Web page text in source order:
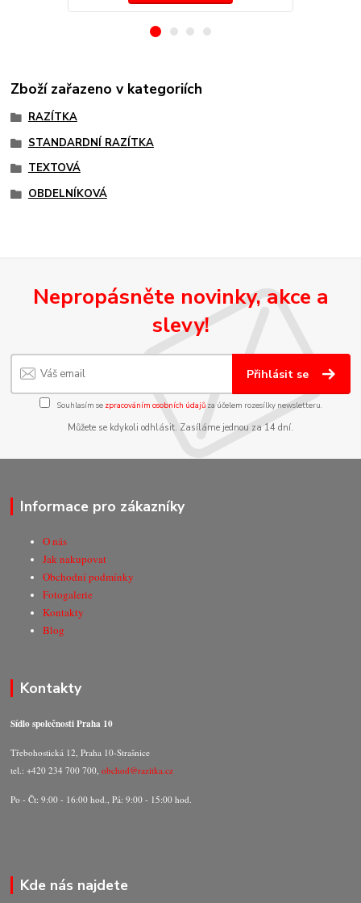
Zboží zařazeno v kategoriích
RAZÍTKA
STANDARDNÍ RAZÍTKA
TEXTOVÁ
OBDELNÍKOVÁ
Nepropásněte novinky, akce a
slevy!
Přihlásit se
Souhlasím se zpracováním osobních údajůza účelem rozesílky newsletteru.
Můžete se kdykoli odhlásit. Zasíláme jednou za 14 dní.
Informace pro zákazníky
O nás
Jak nakupovat
Obchodní podmínky
Fotogalerie
Kontakty
Blog
Kontakty
Sídlo společnosti Praha 10
Třebohostická 12, Praha 10-Strašnice
tel.: +420 234 700 700,obchod@razitka.cz
Po - Čt: 9:00 - 16:00 hod., Pá: 9:00 - 15:00 hod.
Kde nás najdete